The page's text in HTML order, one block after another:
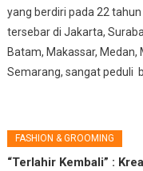
yang berdiri pada 22
tersebar di Jakarta,
Batam, Makassar, Medan,
Semarang, sangat peduli
FASHION & GROOMING
“Terlahir Kembali” :